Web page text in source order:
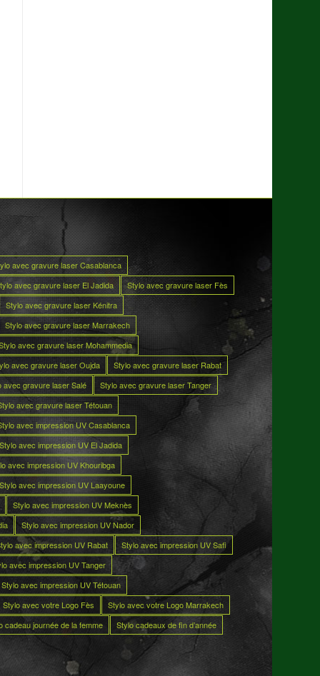
avec gravure laser Casablanca
avec gravure laser El Jadida
Stylo avec gravure laser Fès
Stylo avec gravure laser Kénitra
Stylo avec gravure laser Marrakech
avec gravure laser Mohammedia
avec gravure laser Oujda
Stylo avec gravure laser Rabat
avec gravure laser Salé
Stylo avec gravure laser Tanger
avec gravure laser Tétouan
avec impression UV Casablanca
Stylo avec impression UV El Jadida
avec impression UV Khouribga
Stylo avec impression UV Laayoune
Stylo avec impression UV Meknès
Stylo avec impression UV Nador
avec impression UV Rabat
Stylo avec impression UV Safi
avec impression UV Tanger
Stylo avec impression UV Tétouan
Stylo avec votre Logo Fès
Stylo avec votre Logo Marrakech
cadeau journée de la femme
Stylo cadeaux de fin d’année